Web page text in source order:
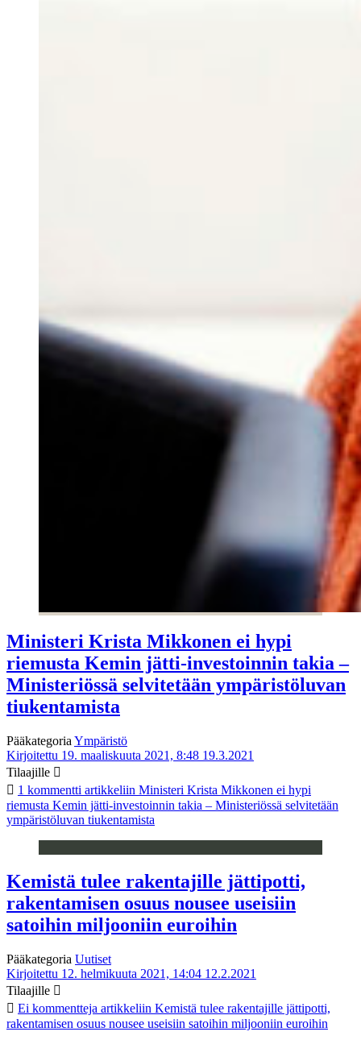
Ministeri Krista Mikkonen ei hypi
riemusta Kemin jätti-investoinnin takia –
Ministeriössä selvitetään ympäristöluvan
tiukentamista
Pääkategoria Ympäristö
Kirjoitettu 19. maaliskuuta 2021, 8:48 19.3.2021
Tilaajille
1 kommentti artikkeliin Ministeri Krista Mikkonen ei hypi
riemusta Kemin jätti-investoinnin takia – Ministeriössä selvitetään
ympäristöluvan tiukentamista
Kemistä tulee rakentajille jättipotti,
rakentamisen osuus nousee useisiin
satoihin miljooniin euroihin
Pääkategoria Uutiset
Kirjoitettu 12. helmikuuta 2021, 14:04 12.2.2021
Tilaajille
Ei kommentteja artikkeliin Kemistä tulee rakentajille jättipotti,
rakentamisen osuus nousee useisiin satoihin miljooniin euroihin